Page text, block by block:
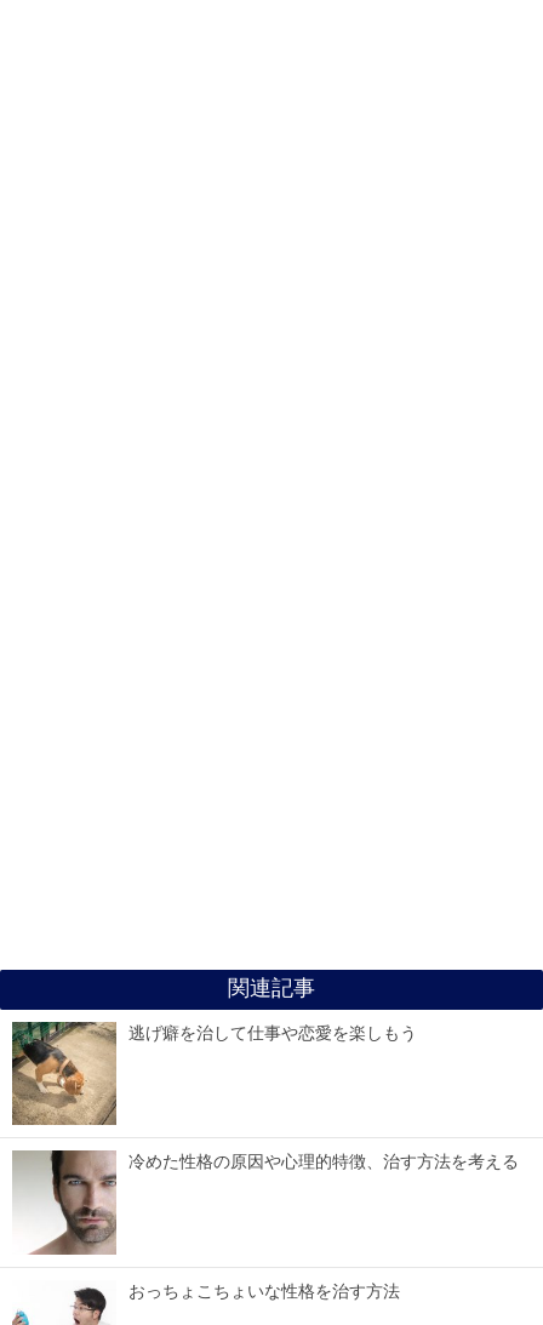
関連記事
逃げ癖を治して仕事や恋愛を楽しもう
冷めた性格の原因や心理的特徴、治す方法を考える
おっちょこちょいな性格を治す方法